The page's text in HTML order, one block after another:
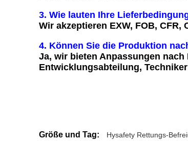
3. Wie lauten Ihre
Wir akzeptieren EXW, FOB, CFR,
4. Können Sie die Produktion
Ja, wir bieten Anpassungen
Entwicklungsabteilung,
Größe und Tag: Hysafety Rettungs-